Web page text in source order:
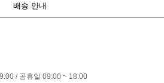
배송 안내
/ 공휴일 09:00 ~ 18:00